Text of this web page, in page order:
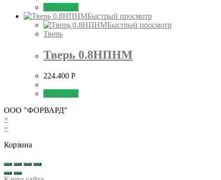
Add to cart
Быстрый просмотр
Быстрый просмотр
Тверь
Тверь 0.8НПНМ
224.400 Р
Add to cart
ООО "ФОРВАРД"
×
×
Корзина